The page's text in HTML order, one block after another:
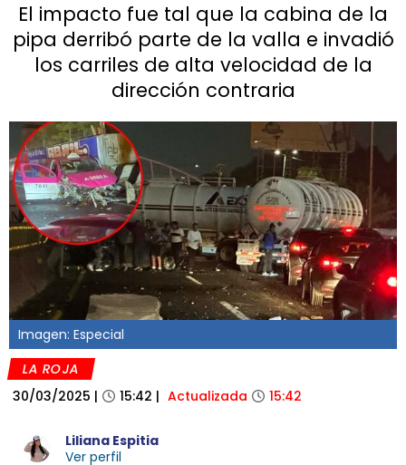
El impacto fue tal que la cabina de la
pipa derribó parte de la valla e invadió
los carriles de alta velocidad de la
dirección contraria
Imagen: Especial
LA ROJA
30/03/2025 | 15:42 | Actualizada 15:42
Liliana Espitia
Ver perfil